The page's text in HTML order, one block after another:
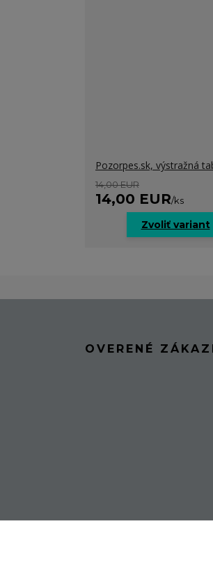
Pozorpes.sk, výstražná
14,00 EUR
14,00 EUR/ks
Zvoliť variant
OVERENÉ